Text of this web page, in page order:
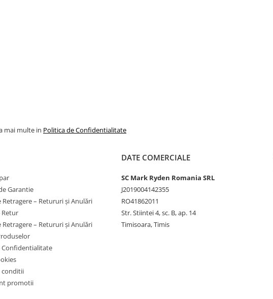
mai multe in Politica de Confidentialitate
Garantie
Retragere – Retururi și Anulări
Retur
Retragere – Retururi și Anulări
Confidentialitate
conditii
promotii
DATE COMERCIALE
SC Mark Ryden Romania SRL
J2019004142355
RO41862011
Str. Stiintei 4, sc. B, ap. 14
Timisoara, Timis